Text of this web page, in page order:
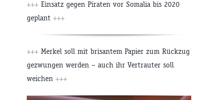
+++ Einsatz gegen Piraten vor Somalia bis 2020
geplant +++
+++ Merkel soll mit brisantem Papier zum Rückzug
gezwungen werden – auch ihr Vertrauter soll
weichen +++